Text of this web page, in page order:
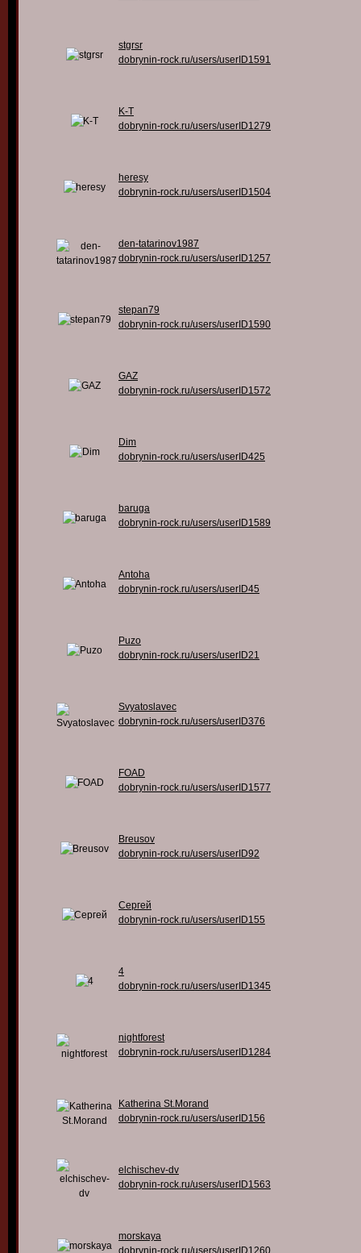
stgrsr
dobrynin-rock.ru/users/userID1591
K-T
dobrynin-rock.ru/users/userID1279
heresy
dobrynin-rock.ru/users/userID1504
den-tatarinov1987
dobrynin-rock.ru/users/userID1257
stepan79
dobrynin-rock.ru/users/userID1590
GAZ
dobrynin-rock.ru/users/userID1572
Dim
dobrynin-rock.ru/users/userID425
baruga
dobrynin-rock.ru/users/userID1589
Antoha
dobrynin-rock.ru/users/userID45
Puzo
dobrynin-rock.ru/users/userID21
Svyatoslavec
dobrynin-rock.ru/users/userID376
FOAD
dobrynin-rock.ru/users/userID1577
Breusov
dobrynin-rock.ru/users/userID92
Сергей
dobrynin-rock.ru/users/userID155
4
dobrynin-rock.ru/users/userID1345
nightforest
dobrynin-rock.ru/users/userID1284
Katherina St.Morand
dobrynin-rock.ru/users/userID156
elchischev-dv
dobrynin-rock.ru/users/userID1563
morskaya
dobrynin-rock.ru/users/userID1260